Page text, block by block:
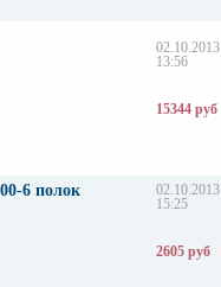
02.10.2013
13:56
15344 руб
6 полок
02.10.2013
15:25
2605 руб